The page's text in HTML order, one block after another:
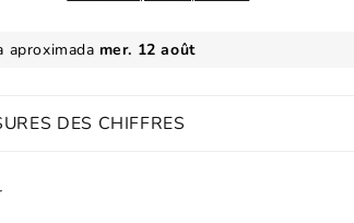
DES CHIFFRES